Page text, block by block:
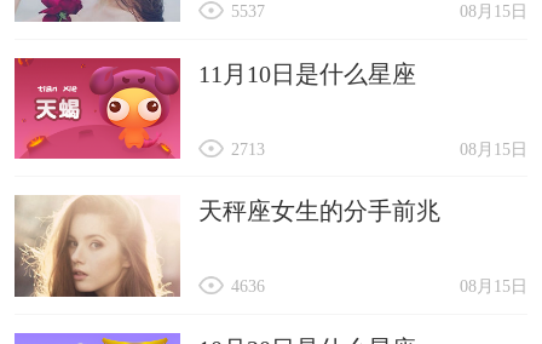
08月15日
5537
11月10日是什么星座
08月15日
2713
天秤座女生的分手前兆
08月15日
4636